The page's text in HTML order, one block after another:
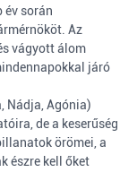
év során
Az
vágyott álom
járó
Nádja, Agónia)
de a keserűség
örömei, a
észre kell őket